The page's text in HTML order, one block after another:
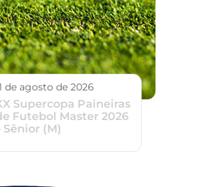
de agosto de 2026
Supercopa Paineiras
Futebol Master 2026
Sênior (M)